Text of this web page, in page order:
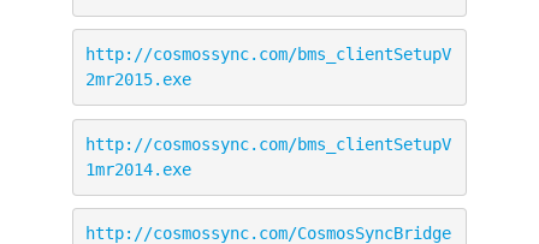
http://cosmossync.com/bms_clientSetupV
2mr2015.exe
http://cosmossync.com/bms_clientSetupV
1mr2014.exe
http://cosmossync.com/CosmosSyncBridge